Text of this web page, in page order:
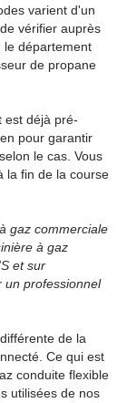
varient d'un
vérifier auprès
le département
de propane
est déjà pré-
pour garantir
le cas. Vous
la fin de la course
gaz commerciale
à gaz
et sur
un professionnel
de la
Ce qui est
conduite flexible
utilisées de nos